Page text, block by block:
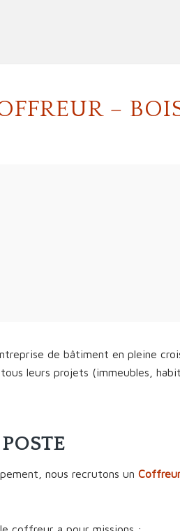
–
de bâtiment en pleine
leurs projets (immeubles,
nous recrutons un